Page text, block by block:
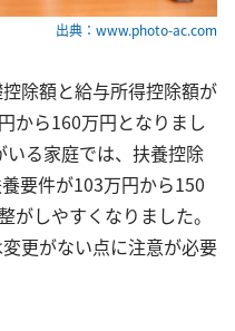
出典：www.photo-ac.com
除額と給与所得控除額が
から160万円となりまし
る家庭では、扶養控除
要件が103万円から150
がしやすくなりました。
更がない点に注意が必要